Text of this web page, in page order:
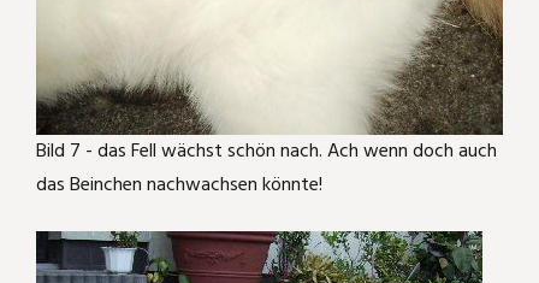
Bild 7 - das Fell wächst schön nach. Ach wenn doch auch
das Beinchen nachwachsen könnte!